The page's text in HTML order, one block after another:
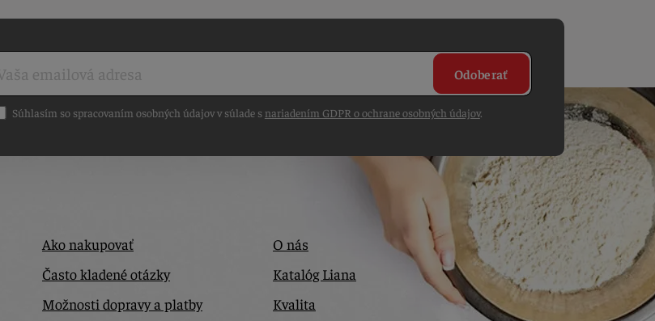
Odoberať
Súhlasím so spracovaním osobných údajov v súlade snariadením GDPR o ochrane osobných údajov.
Ako nakupovať
Často kladené otázky
Možnosti dopravy a platby
O nás
Katalóg Liana
Kvalita